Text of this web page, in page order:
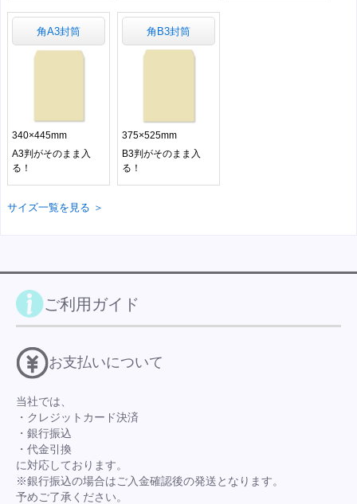
角A3封筒
340×445mm
A3判がそのまま入
る！
角B3封筒
375×525mm
B3判がそのまま入
る！
サイズ一覧を見る ＞
ご利用ガイド
お支払いについて
当社では、
・クレジットカード決済
・銀行振込
・代金引換
に対応しております。
※銀行振込の場合はご入金確認後の発送となります。
予めご了承ください。